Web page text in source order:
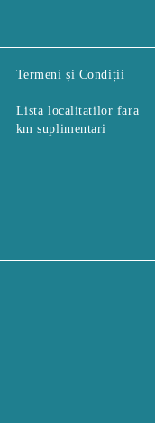
Termeni și Condiții
Lista localitatilor fara
km suplimentari